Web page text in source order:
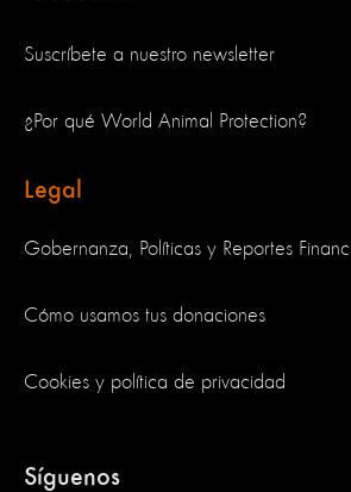
Suscríbete a nuestro newsletter
¿Por qué World Animal Protection?
Legal
Gobernanza, Políticas y Reportes
Cómo usamos tus donaciones
Cookies y política de privacidad
Síguenos